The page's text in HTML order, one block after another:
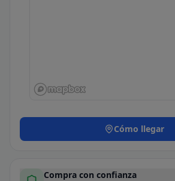
Cómo llegar
Compra con confianza